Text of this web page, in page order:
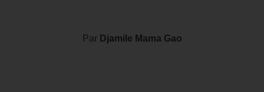
Par Djamile Mama Gao